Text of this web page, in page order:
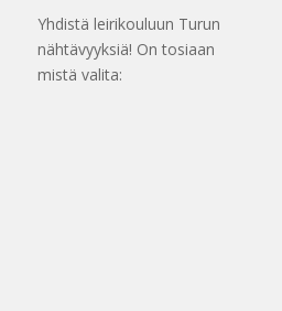
Yhdistä leirikouluun Turun
nähtävyyksiä! On tosiaan
mistä valita: